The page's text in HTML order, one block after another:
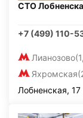
СТО
+7 (499) 110-
Лианозово
Яхромская
Лобненская, 17